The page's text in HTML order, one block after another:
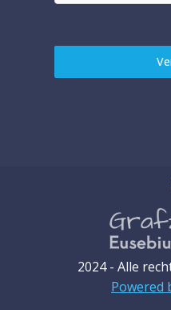
2024 - Alle
Powered